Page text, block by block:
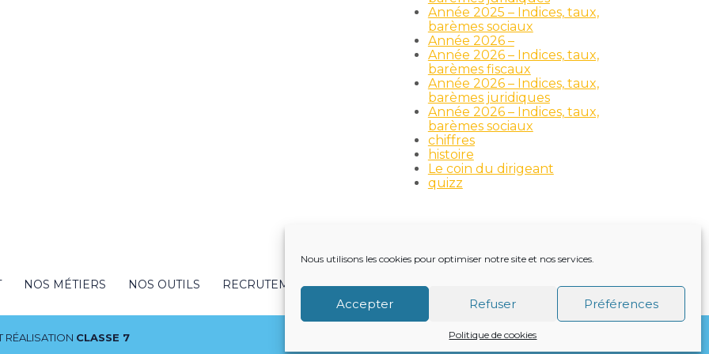
Nous utilisons les cookies pour optimiser notre site et nos services.
Accepter Refuser Préférences
Politique de cookies
Année 2025 – Indices, taux,
barèmes sociaux
Année 2026 –
Année 2026 – Indices, taux,
barèmes fiscaux
Année 2026 – Indices, taux,
barèmes juridiques
Année 2026 – Indices, taux,
barèmes sociaux
chiffres
histoire
Le coin du dirigeant
quizz
NOS MÉTIERS NOS OUTILS RECRUTEMENT NOTRE ACTUALITÉ VIE DU CABINET CONTACT
RÉALISATION CLASSE 7